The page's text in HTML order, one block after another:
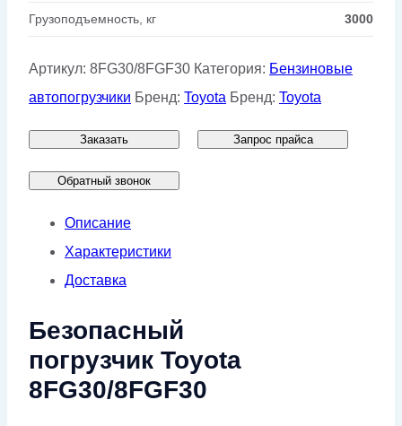
Грузоподъемность, кг 3000
Артикул: 8FG30/8FGF30 Категория: Бензиновые
автопогрузчики Бренд: Toyota Бренд: Toyota
Заказать Запрос прайса
Обратный звонок
Описание
Характеристики
Доставка
Безопасный
погрузчик Toyota
8FG30/8FGF30